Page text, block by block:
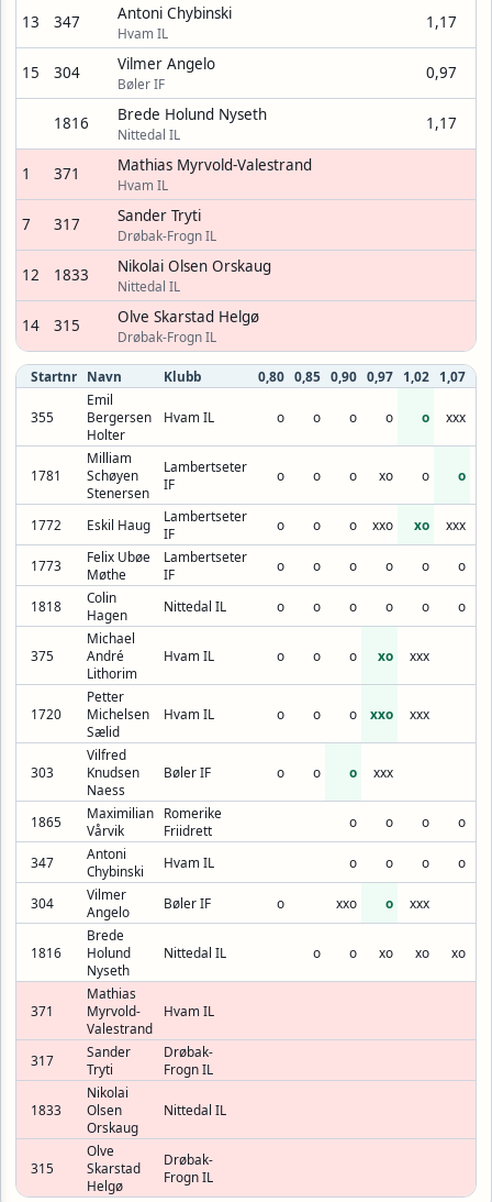
13 347 Antoni Chybinski
Hvam IL
1,17
15 304 Vilmer Angelo
Bøler IF
0,97
1816 Brede Holund Nyseth
Nittedal IL
1,17
1 371 Mathias Myrvold-Valestrand
Hvam IL
7 317 Sander Tryti
Drøbak-Frogn IL
12 1833 Nikolai Olsen Orskaug
Nittedal IL
14 315 Olve Skarstad Helgø
Drøbak-Frogn IL
Startnr Navn Klubb 0,80 0,85 0,90 0,97 1,02 1,07
355
Emil
Bergersen
Holter
Hvam IL o o o o o xxx
1781
Milliam
Schøyen
Stenersen
Lambertseter
IF
o o o xo o o
1772 Eskil Haug
Lambertseter
IF
o o o xxo xo xxx
1773
Felix Ubøe
Møthe
Lambertseter
IF
o o o o o o
1818
Colin
Hagen
Nittedal IL o o o o o o
375
Michael
André
Lithorim
Hvam IL o o o xo xxx
1720
Petter
Michelsen
Sælid
Hvam IL o o o xxo xxx
303
Vilfred
Knudsen
Naess
Bøler IF o o o xxx
1865
Maximilian
Vårvik
Romerike
Friidrett
o o o o
347
Antoni
Chybinski
Hvam IL o o o o
304
Vilmer
Angelo
Bøler IF o xxo o xxx
1816
Brede
Holund
Nyseth
Nittedal IL o o xo xo xo
371
Mathias
Myrvold-
Valestrand
Hvam IL
317
Sander
Tryti
Drøbak-
Frogn IL
1833
Nikolai
Olsen
Orskaug
Nittedal IL
315
Olve
Skarstad
Helgø
Drøbak-
Frogn IL